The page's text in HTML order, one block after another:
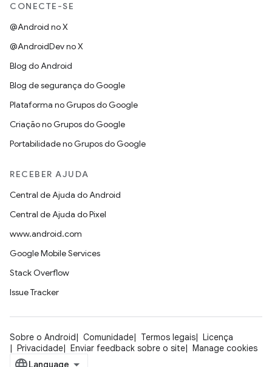
CONECTE-SE
@Android no X
@AndroidDev no X
Blog do Android
Blog de segurança do Google
Plataforma no Grupos do Google
Criação no Grupos do Google
Portabilidade no Grupos do Google
RECEBER AJUDA
Central de Ajuda do Android
Central de Ajuda do Pixel
www.android.com
Google Mobile Services
Stack Overflow
Issue Tracker
Sobre o Android Comunidade Termos legais
Licença
Privacidade
Enviar feedback sobre o site Manage cookies